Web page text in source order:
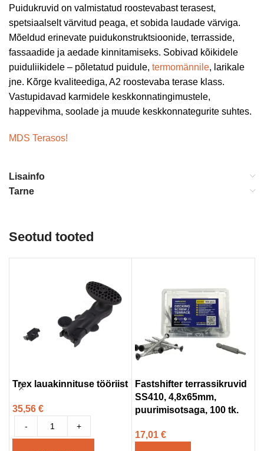
Puidukruvid on valmistatud roostevabast terasest,
spetsiaalselt värvitud peaga, et sobida laudade värviga.
Mõeldud erinevate puidukonstruktsioonide, terrasside,
fassaadide ja aedade kinnitamiseks. Sobivad kõikidele
puiduliikidele – põletatud puidule, termomännile, larikale
jne. Kõrge kvaliteediga, A2 roostevaba terase klass.
Vastupidavad karmidele keskkonnatingimustele,
happevihma, soolade ja muude keskkonnategurite suhtes.
MDS Terasos!
Lisainfo
Tarne
Seotud tooted
Trex lauakinnituse tööriist
35,56 €
- +
Fastshifter terrassikruvid
SS410, 4,8x65mm,
puurimisotsaga, 100 tk.
17,01 €